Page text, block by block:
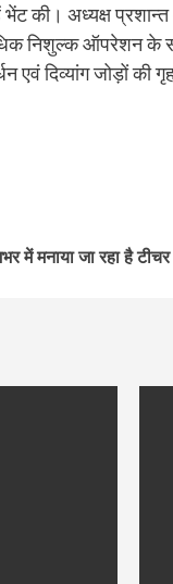
भेंट की। अध्यक्ष
निशुल्क ऑपरेशन के
दिव्यांग जोड़ों की
में मनाया जा रहा है